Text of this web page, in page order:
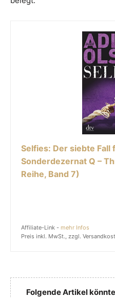
Selfies: Der siebte Fall
Sonderdezernat Q –
Reihe, Band 7)
Affiliate-Link - mehr Infos
Preis inkl. MwSt., zzgl.
Folgende Artikel